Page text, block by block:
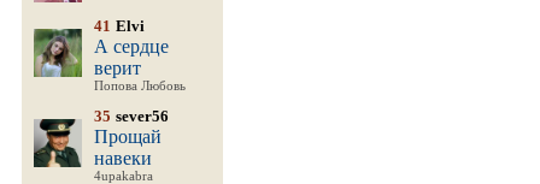
41 Elvi
А сердце
верит
Попова Любовь
35 sever56
Прощай
навеки
4upakabra